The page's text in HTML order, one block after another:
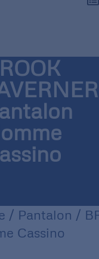
/ Pantalon /
Cassino